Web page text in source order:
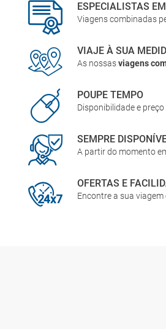
ESPECIALISTAS
Viagens combinadas
VIAJE À SUA
As nossasviagens
POUPE TEMPO
Disponibilidade e preço
SEMPRE
A partir do momento
OFERTAS E
Encontre a sua